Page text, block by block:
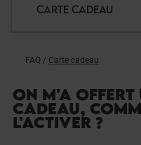
CARTE CADEAU
FAQ / Carte cadeau
ON M'A OFFERT
CADEAU,
L'ACTIVER ?